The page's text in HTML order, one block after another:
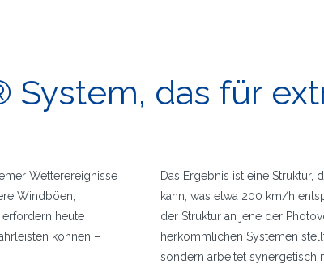
System, das für
Wetterereignisse
Windböen,
heute
können –
Das Ergebnis ist eine
kann, was etwa 200 km/h
der Struktur an jene der
herkömmlichen Systemen
sondern arbeitet synergetisch